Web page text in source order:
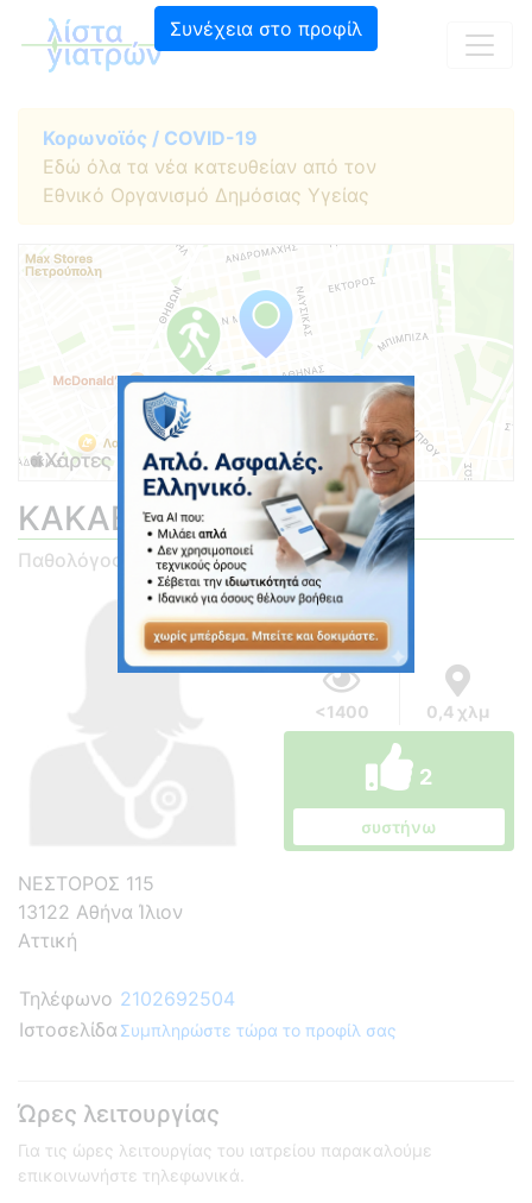
Συνέχεια στο προφίλ
Κορωνοϊός / COVID-19
Εδώ όλα τα νέα κατευθείαν από τον
Εθνικό Οργανισμό Δημόσιας Υγείας
ΚΑΚΑΒΑ ΕΥΑΓΓΕΛΙΑ
Παθολόγος
<1400 0,4 χλμ
2
συστήνω
ΝΕΣΤΟΡΟΣ 115
13122 Αθήνα Ίλιον
Αττική
Τηλέφωνο 2102692504
Ιστοσελίδα Συμπληρώστε τώρα το προφίλ σας
Ώρες λειτουργίας
Για τις ώρες λειτουργίας του ιατρείου παρακαλούμε
επικοινωνήστε τηλεφωνικά.